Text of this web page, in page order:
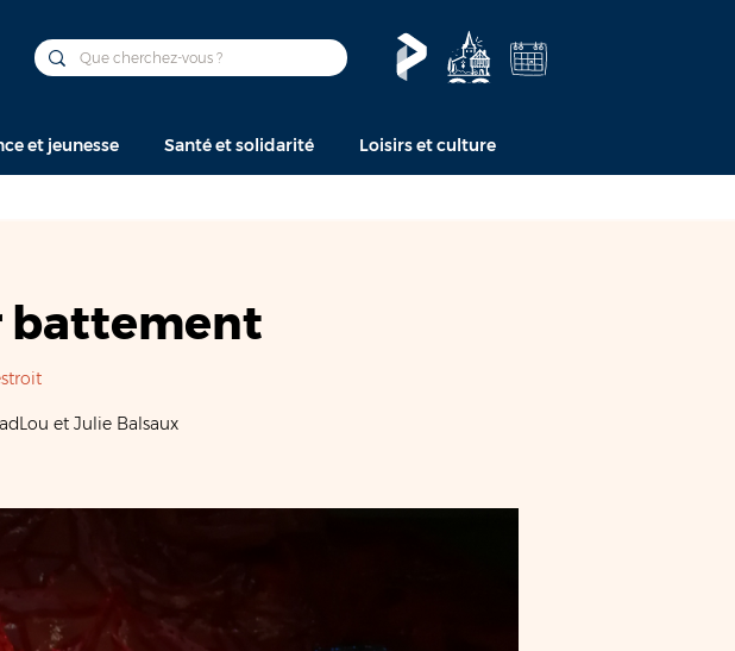
et jeunesse Santé et solidarité Loisirs et culture
battement
et Julie Balsaux